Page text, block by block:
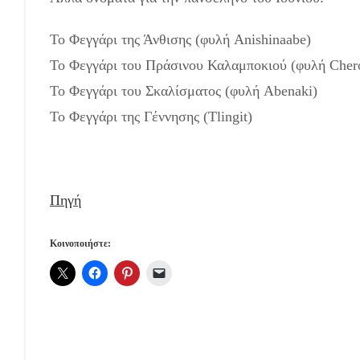
Το Φεγγάρι της Άνθισης (φυλή Anishinaabe)
Το Φεγγάρι του Πράσινου Καλαμποκιού (φυλή
Το Φεγγάρι του Σκαλίσματος (φυλή Abenaki)
Το Φεγγάρι της Γέννησης (Tlingit)
Πηγή
Κοινοποιήστε: